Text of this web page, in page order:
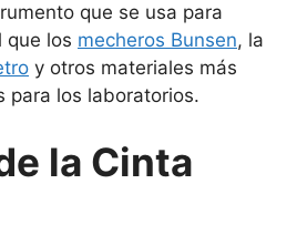
que se usa para
que los mecheros Bunsen, la
y otros materiales más
para los laboratorios.
la Cinta